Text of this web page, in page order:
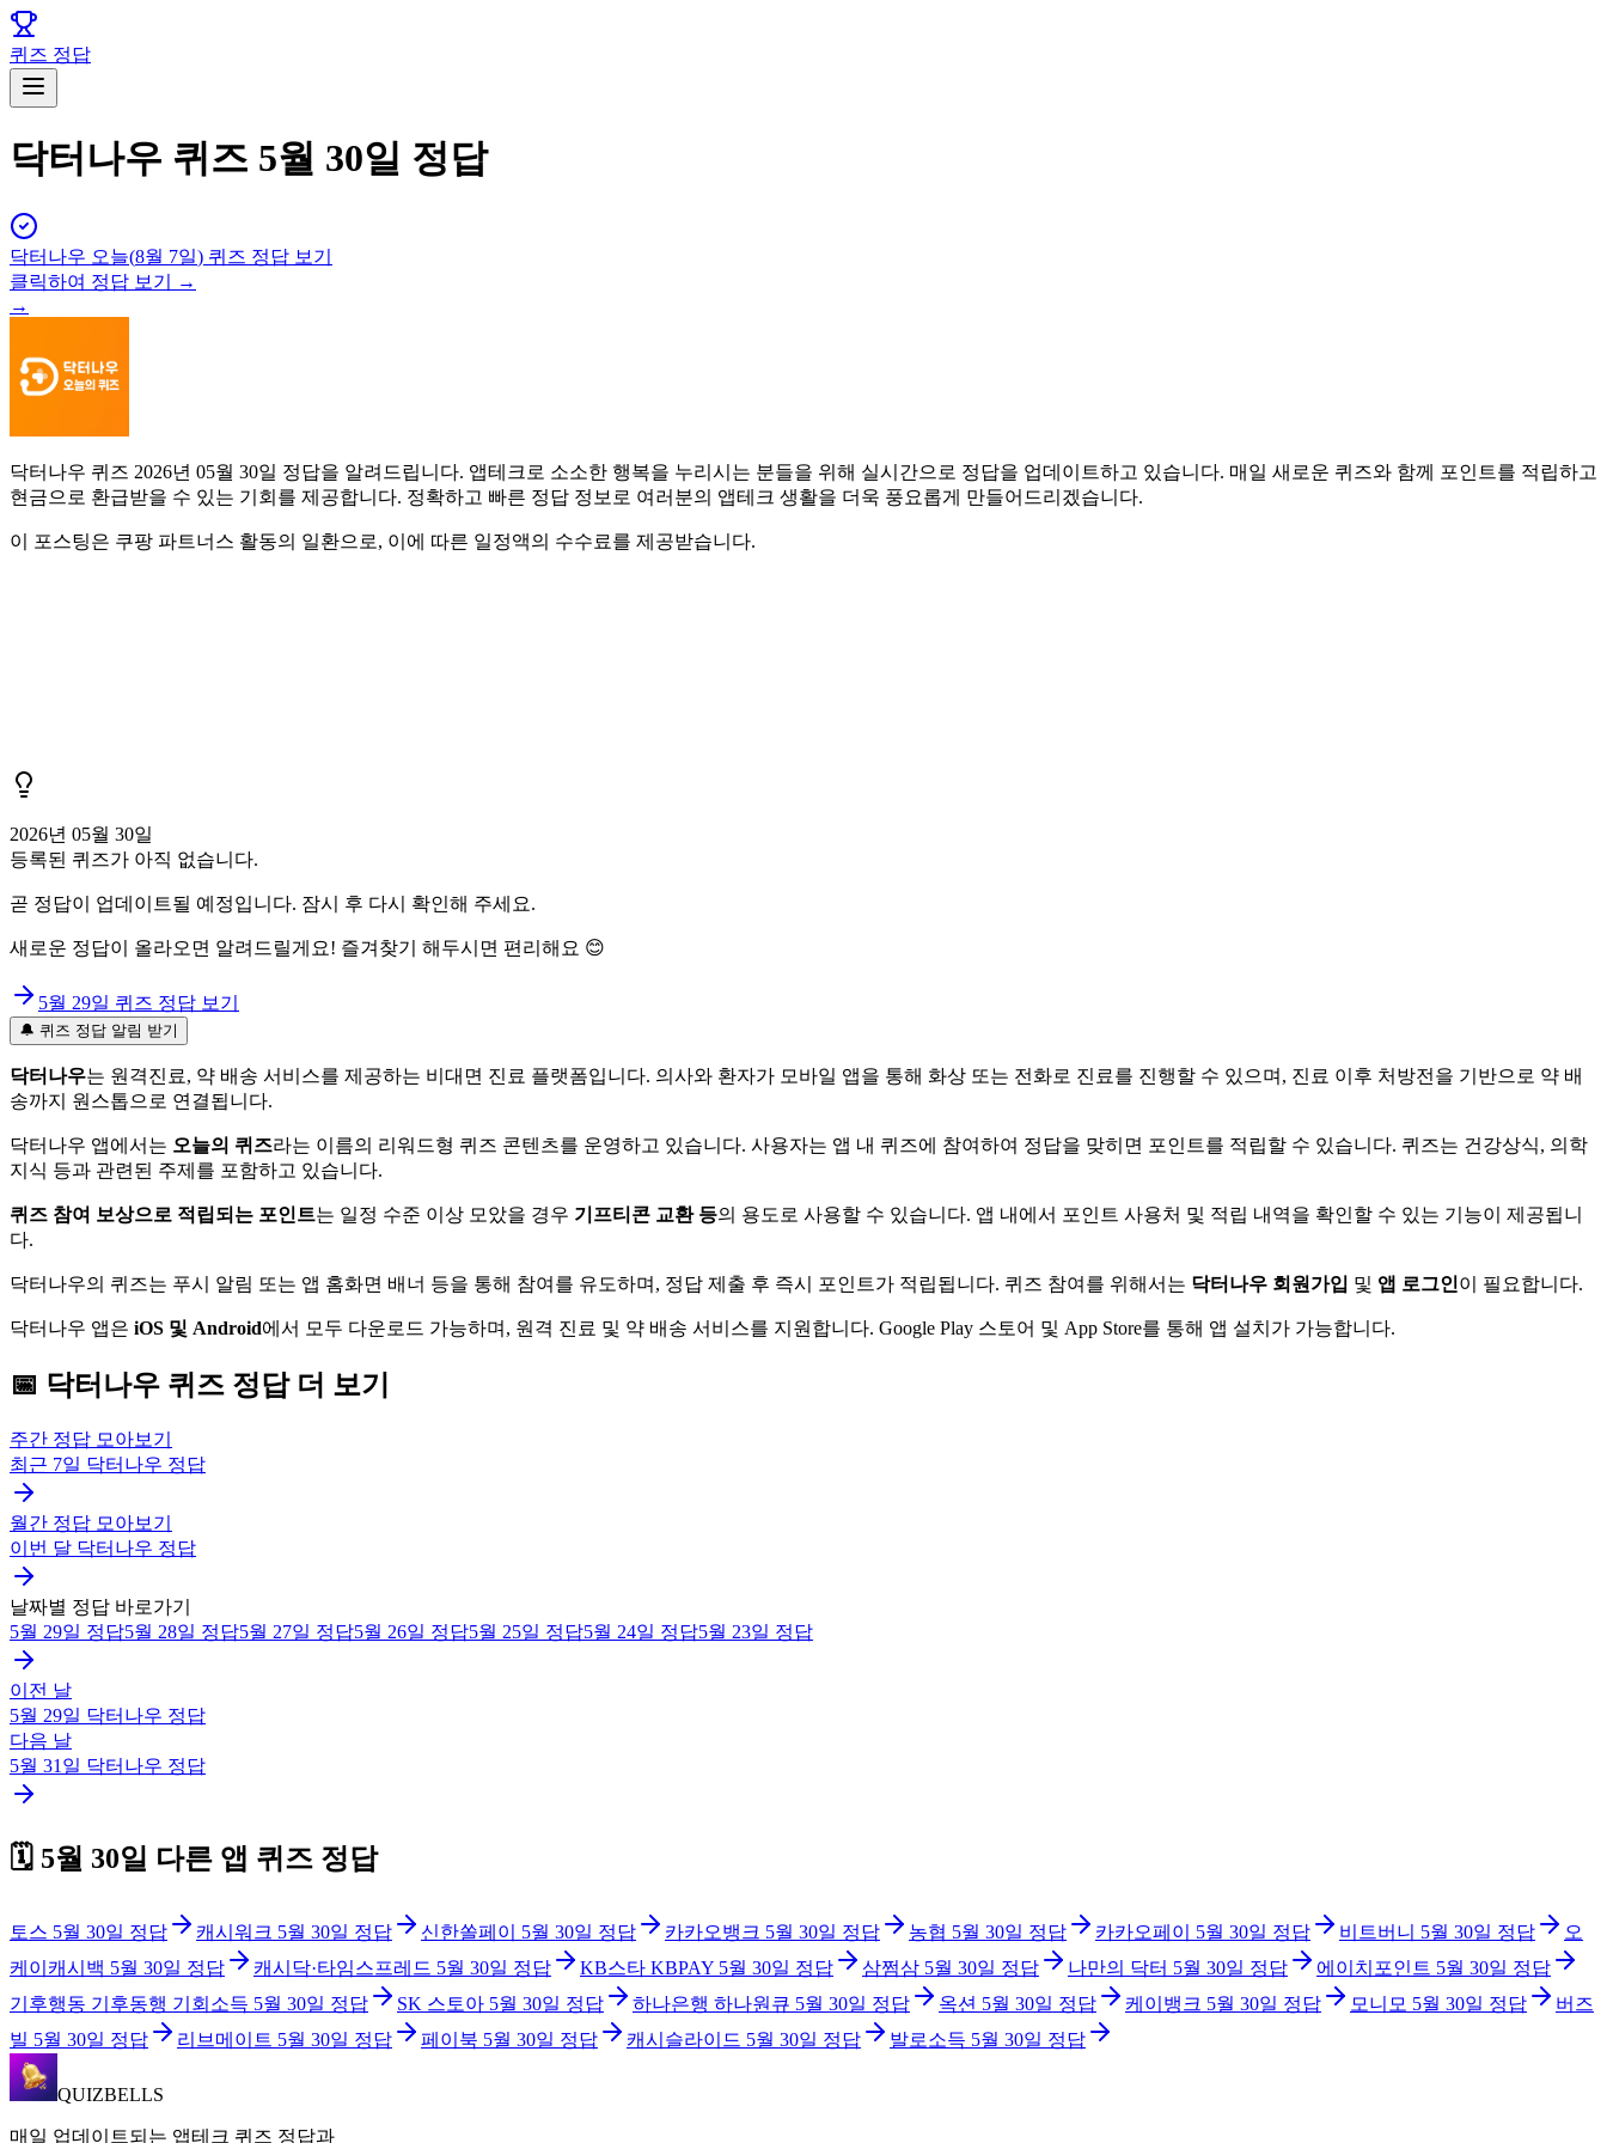
퀴즈 정답
닥터나우 퀴즈 5월 30일 정답
닥터나우 오늘(8월 7일) 퀴즈 정답 보기
클릭하여 정답 보기 →
→
닥터나우 퀴즈 2026년 05월 30일 정답을 알려드립니다. 앱테크로 소소한 행복을 누리시는 분들을 위해 실시간으로 정답을 업데이트하고 있습니다. 매일 새로운 퀴즈와 함께 포인트를 적립하고
현금으로 환급받을 수 있는 기회를 제공합니다. 정확하고 빠른 정답 정보로 여러분의 앱테크 생활을 더욱 풍요롭게 만들어드리겠습니다.
이 포스팅은 쿠팡 파트너스 활동의 일환으로, 이에 따른 일정액의 수수료를 제공받습니다.
2026년 05월 30일
등록된 퀴즈가 아직 없습니다.
곧 정답이 업데이트될 예정입니다. 잠시 후 다시 확인해 주세요.
새로운 정답이 올라오면 알려드릴게요! 즐겨찾기 해두시면 편리해요 😊
5월 29일 퀴즈 정답 보기
🔔 퀴즈 정답 알림 받기
닥터나우는 원격진료, 약 배송 서비스를 제공하는 비대면 진료 플랫폼입니다. 의사와 환자가 모바일 앱을 통해 화상 또는 전화로 진료를 진행할 수 있으며, 진료 이후 처방전을 기반으로 약 배
송까지 원스톱으로 연결됩니다.
닥터나우 앱에서는 오늘의 퀴즈라는 이름의 리워드형 퀴즈 콘텐츠를 운영하고 있습니다. 사용자는 앱 내 퀴즈에 참여하여 정답을 맞히면 포인트를 적립할 수 있습니다. 퀴즈는 건강상식, 의학
지식 등과 관련된 주제를 포함하고 있습니다.
퀴즈 참여 보상으로 적립되는 포인트는 일정 수준 이상 모았을 경우 기프티콘 교환 등의 용도로 사용할 수 있습니다. 앱 내에서 포인트 사용처 및 적립 내역을 확인할 수 있는 기능이 제공됩니
다.
닥터나우의 퀴즈는 푸시 알림 또는 앱 홈화면 배너 등을 통해 참여를 유도하며, 정답 제출 후 즉시 포인트가 적립됩니다. 퀴즈 참여를 위해서는 닥터나우 회원가입 및 앱 로그인이 필요합니다.
닥터나우 앱은 iOS 및 Android에서 모두 다운로드 가능하며, 원격 진료 및 약 배송 서비스를 지원합니다. Google Play 스토어 및 App Store를 통해 앱 설치가 가능합니다.
📅 닥터나우 퀴즈 정답 더 보기
주간 정답 모아보기
최근 7일 닥터나우 정답
월간 정답 모아보기
이번 달 닥터나우 정답
날짜별 정답 바로가기
5월 29일 정답5월 28일 정답5월 27일 정답5월 26일 정답5월 25일 정답5월 24일 정답5월 23일 정답
이전 날
5월 29일 닥터나우 정답
다음 날
5월 31일 닥터나우 정답
🗓️ 5월 30일 다른 앱 퀴즈 정답
토스 5월 30일 정답 캐시워크 5월 30일 정답 신한쏠페이 5월 30일 정답 카카오뱅크 5월 30일 정답 농협 5월 30일 정답 카카오페이 5월 30일 정답 비트버니 5월 30일 정답
오
케이캐시백 5월 30일 정답 캐시닥·타임스프레드 5월 30일 정답 KB스타 KBPAY 5월 30일 정답 삼쩜삼 5월 30일 정답 나만의 닥터 5월 30일 정답 에이치포인트 5월 30일 정답
기후행동 기후동행 기회소득 5월 30일 정답 SK 스토아 5월 30일 정답 하나은행 하나원큐 5월 30일 정답 옥션 5월 30일 정답 케이뱅크 5월 30일 정답 모니모 5월 30일 정답
버즈
빌 5월 30일 정답 리브메이트 5월 30일 정답 페이북 5월 30일 정답 캐시슬라이드 5월 30일 정답 발로소득 5월 30일 정답
QUIZBELLS
매일 업데이트되는 앱테크 퀴즈 정답과